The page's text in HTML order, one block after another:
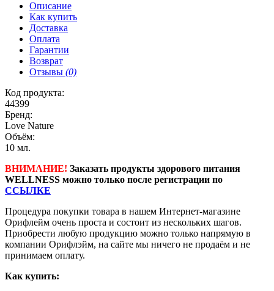
Описание
Как купить
Доставка
Оплата
Гарантии
Возврат
Отзывы (0)
Код продукта:
44399
Бренд:
Love Nature
Объём:
10 мл.
ВНИМАНИЕ! Заказать продукты здорового питания
WELLNESS можно только после регистрации по
ССЫЛКЕ
Процедура покупки товара в нашем Интернет-магазине
Орифлейм очень проста и состоит из нескольких шагов.
Приобрести любую продукцию можно только напрямую в
компании Орифлэйм, на сайте мы ничего не продаём и не
принимаем оплату.
Как купить: